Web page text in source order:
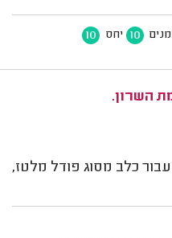
10 יחס 10
השרון.
כלב מסוג פודל מלטז,